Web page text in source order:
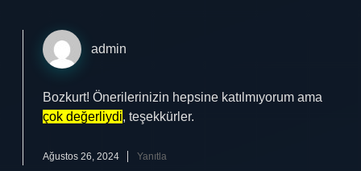
admin
Bozkurt! Önerilerinizin hepsine katılmıyorum ama
çok değerliydi, teşekkürler.
Ağustos 26, 2024 Yanıtla